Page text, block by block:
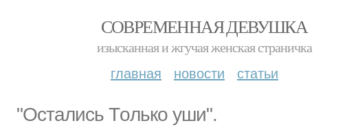
СОВРЕМЕННАЯ ДЕВУШКА
изысканная и жгучая женская страничка
главная новости статьи
"Остались Тoлькo уши".